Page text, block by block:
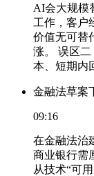
AI会大规模
工作，客户
价值无可替
涨。 误区
本、短期内
金融法草案
09:16
在金融法治
商业银行需
从技术“可